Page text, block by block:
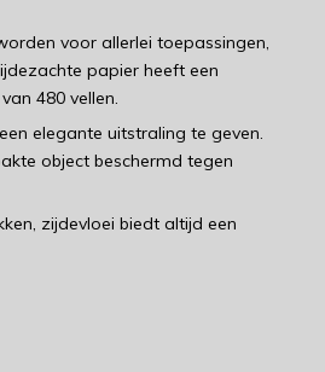
voor allerlei toepassingen,
papier heeft een
480 vellen.
elegante uitstraling te geven.
object beschermd tegen
zijdevloei biedt altijd een